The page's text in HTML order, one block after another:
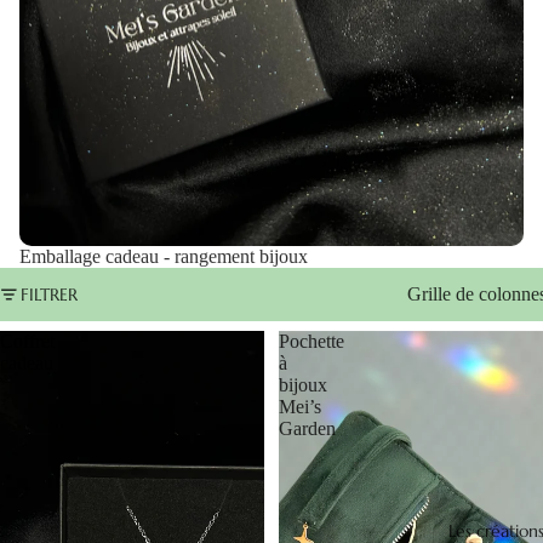
Les
Emballage cadeau - rangement bijoux
FILTRER Grille de
Pochette
à
bijoux
Mei’s
Garden